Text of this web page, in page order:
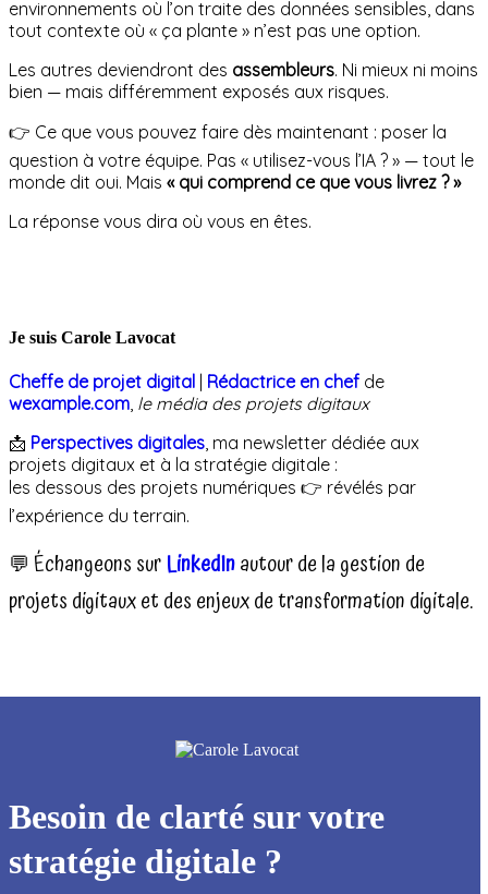
environnements où l’on traite des données sensibles, dans
tout contexte où « ça plante » n’est pas une option.
Les autres deviendront des assembleurs. Ni mieux ni moins
bien — mais différemment exposés aux risques.
👉 Ce que vous pouvez faire dès maintenant : poser la
question à votre équipe. Pas « utilisez-vous l’IA ? » — tout le
monde dit oui. Mais « qui comprend ce que vous livrez ? »
La réponse vous dira où vous en êtes.
Je suis Carole Lavocat
Cheffe de projet digital | Rédactrice en chef de
wexample.com le média des projets digitaux
📩 Perspectives digitales , ma newsletter dédiée aux
projets digitaux et à la stratégie digitale :
les dessous des projets numériques 👉 révélés par
l’expérience du terrain.
💬 Échangeons surLinkedInautour de la gestion de
projets digitaux et des enjeux de transformation digitale.
Besoin de clarté sur votre
stratégie digitale ?